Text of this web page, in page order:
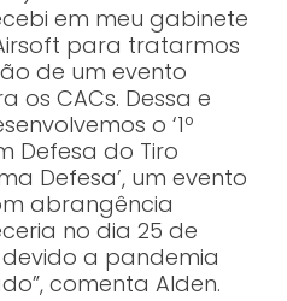
em meu gabinete
para tratarmos
de um evento
os CACs. Dessa e
o ‘1º
Defesa do Tiro
Defesa’, um evento
abrangência
no dia 25 de
a pandemia
comenta Alden.